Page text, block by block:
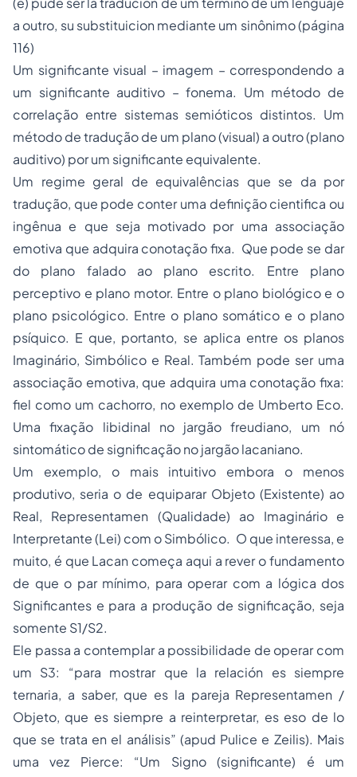
a outro, su substituicion mediante um sinônimo (página
116)
Um significante visual – imagem – correspondendo a
um significante auditivo – fonema. Um método de
correlação entre sistemas semióticos distintos. Um
método de tradução de um plano (visual) a outro (plano
auditivo) por um significante equivalente.
Um regime geral de equivalências que se da por
tradução, que pode conter uma definição cientifica ou
ingênua e que seja motivado por uma associação
emotiva que adquira conotação fixa. Que pode se dar
do plano falado ao plano escrito. Entre plano
perceptivo e plano motor. Entre o plano biológico e o
plano psicológico. Entre o plano somático e o plano
psíquico. E que, portanto, se aplica entre os planos
Imaginário, Simbólico e Real. Também pode ser uma
associação emotiva, que adquira uma conotação fixa:
fiel como um cachorro, no exemplo de Umberto Eco.
Uma fixação libidinal no jargão freudiano, um nó
sintomático de significação no jargão lacaniano.
Um exemplo, o mais intuitivo embora o menos
produtivo, seria o de equiparar Objeto (Existente) ao
Real, Representamen (Qualidade) ao Imaginário e
Interpretante (Lei) com o Simbólico. O que interessa, e
muito, é que Lacan começa aqui a rever o fundamento
de que o par mínimo, para operar com a lógica dos
Significantes e para a produção de significação, seja
somente S1/S2.
Ele passa a contemplar a possibilidade de operar com
um S3: “para mostrar que la relación es siempre
ternaria, a saber, que es la pareja Representamen /
Objeto, que es siempre a reinterpretar, es eso de lo
que se trata en el análisis” (apud Pulice e Zeilis). Mais
uma vez Pierce: “Um Signo (significante) é um